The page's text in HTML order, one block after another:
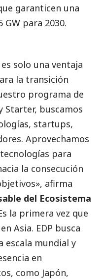
garanticen una
GW para 2030.
solo una ventaja
la transición
programa de
Starter, buscamos
startups,
Aprovechamos
para
la consecución
afirma
del Ecosistema
la primera vez que
Asia. EDP busca
escala mundial y
en
como Japón,